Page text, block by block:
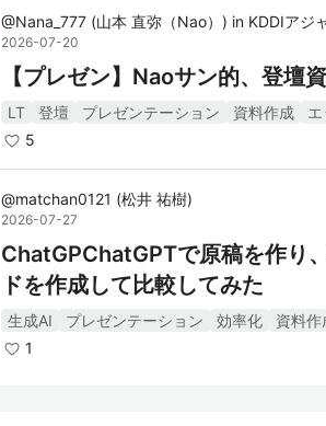
@Nana_777 (山本 直弥（Nao） ) in KDDIアジ
2026-07-20
【プレゼン】Naoサン的、登壇
LT 登壇 プレゼンテーション 資料作成
エ
5
@matchan0121 (松井 祐樹)
2026-07-27
ChatGPChatGPTで原稿を作り
ドを作成して比較してみた
生成AI プレゼンテーション 効率化 資料作
1